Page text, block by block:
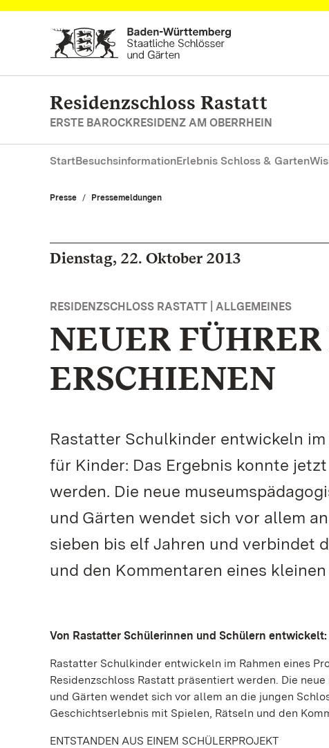
Zum Hauptinhalt springen
Residenzschloss Rastatt
ERSTE BAROCKRESIDENZ AM OBERRHEIN
StartBesuchsinformationErlebnis Schloss & Garten
Presse Pressemeldungen
Dienstag, 22. Oktober 2013
RESIDENZSCHLOSS RASTATT | ALLGEMEINES
NEUER
ERSCHIENEN
Rastatter Schulkinder entwickeln
für Kinder: Das Ergebnis konnte
werden. Die neue
und Gärten wendet sich vor allem
sieben bis elf Jahren und verbindet
und den Kommentaren eines
Von Rastatter Schülerinnen und Schülern
Rastatter Schulkinder entwickeln im Rahmen eines
Residenzschloss Rastatt präsentiert werden. Die
und Gärten wendet sich vor allem an die jungen
Geschichtserlebnis mit Spielen, Rätseln und den
ENTSTANDEN AUS EINEM SCHÜLERPROJEKT